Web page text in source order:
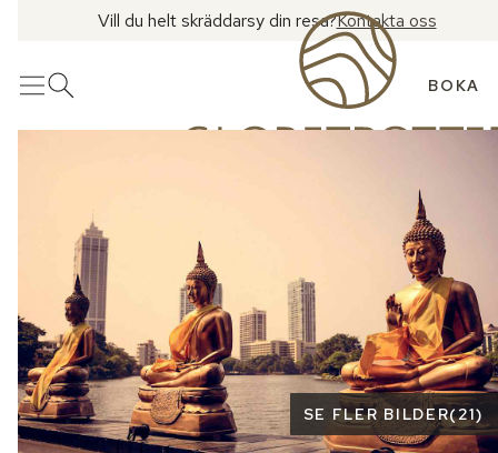
Vill du helt skräddarsy din resa?Kontakta oss
MenyÖppna sök BOKA
Se fler bilder
SE FLER BILDER(21)